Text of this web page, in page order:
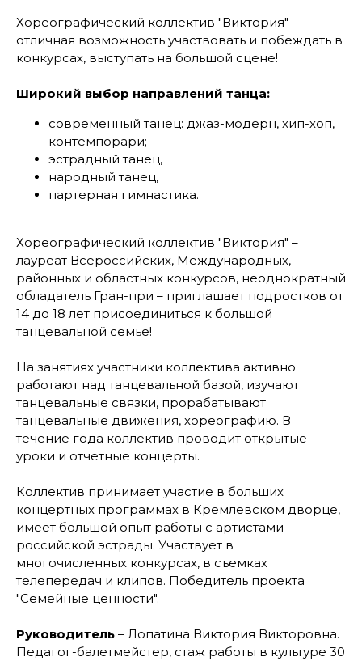
Хореографический коллектив "Виктория" –
отличная возможность участвовать и побеждать в
конкурсах, выступать на большой сцене!
Широкий выбор направлений танца:
современный танец: джаз-модерн, хип-хоп,
контемпорари;
эстрадный танец,
народный танец,
партерная гимнастика.
Хореографический коллектив "Виктория" –
лауреат Всероссийских, Международных,
районных и областных конкурсов, неоднократный
обладатель Гран-при – приглашает подростков от
14 до 18 лет присоединиться к большой
танцевальной семье!
На занятиях участники коллектива активно
работают над танцевальной базой, изучают
танцевальные связки, прорабатывают
танцевальные движения, хореографию. В
течение года коллектив проводит открытые
уроки и отчетные концерты.
Коллектив принимает участие в больших
концертных программах в Кремлевском дворце,
имеет большой опыт работы с артистами
российской эстрады. Участвует в
многочисленных конкурсах, в съемках
телепередач и клипов. Победитель проекта
"Семейные ценности".
Руководитель – Лопатина Виктория Викторовна.
Педагог-балетмейстер, стаж работы в культуре 30